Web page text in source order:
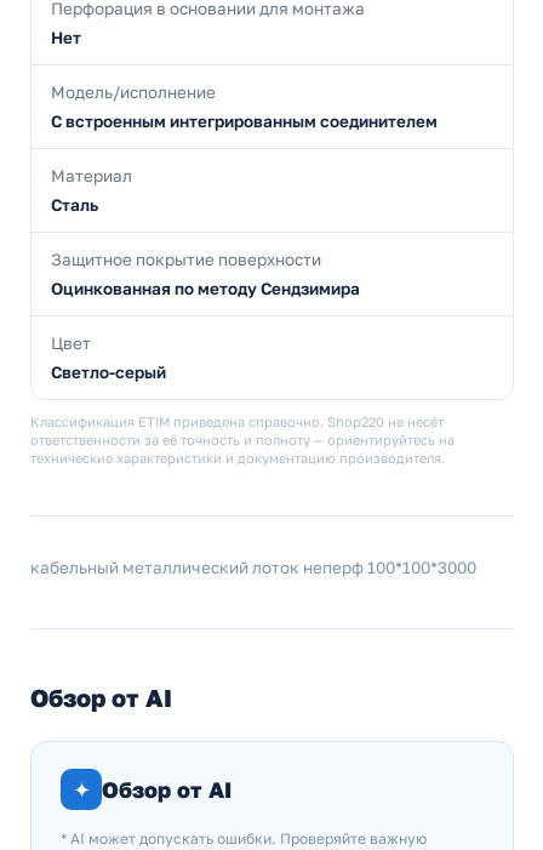
Перфорация в основании для монтажа
Нет
Модель/исполнение
С встроенным интегрированным соединителем
Материал
Сталь
Защитное покрытие поверхности
Оцинкованная по методу Сендзимира
Цвет
Светло-серый
Классификация ETIM приведена справочно. Shop220 не несёт
ответственности за её точность и полноту — ориентируйтесь на
технические характеристики и документацию производителя.
кабельный металлический лоток неперф 100*100*3000
Обзор от AI
✦ Обзор от AI
* AI может допускать ошибки. Проверяйте важную